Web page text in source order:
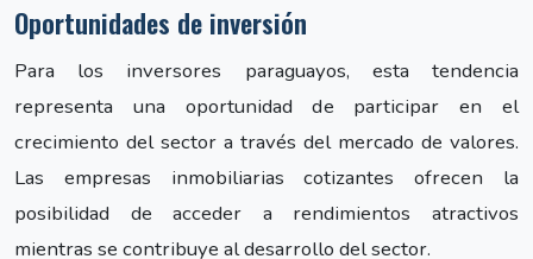
Oportunidades de inversión
Para los inversores paraguayos, esta tendencia
representa una oportunidad de participar en el
crecimiento del sector a través del mercado de valores.
Las empresas inmobiliarias cotizantes ofrecen la
posibilidad de acceder a rendimientos atractivos
mientras se contribuye al desarrollo del sector.